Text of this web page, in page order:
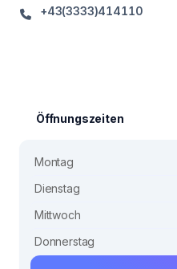
+43(3333)414110
Öffnungszeiten
Montag
Dienstag
Mittwoch
Donnerstag